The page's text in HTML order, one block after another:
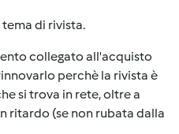
tema di rivista.
collegato all'acquisto
perchè la rivista è
si trova in rete, oltre a
ritardo (se non rubata dalla